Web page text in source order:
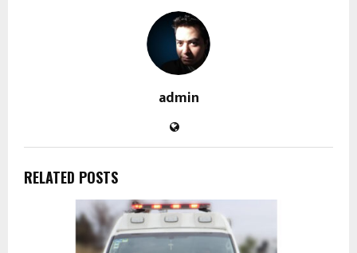
admin
RELATED POSTS